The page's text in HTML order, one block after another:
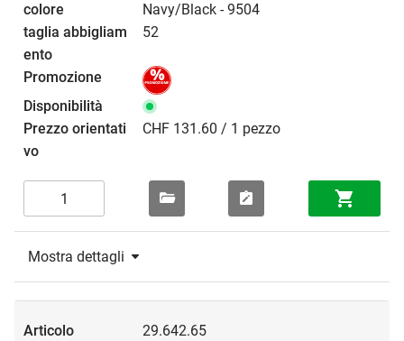
Navy/Black - 9504
52
CHF 131.60 / 1 pezzo
Mostra dettagli
29.642.65